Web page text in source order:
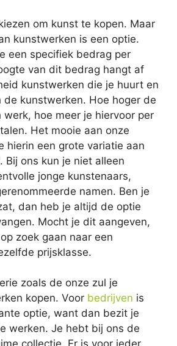
om kunst te kopen. Maar
kunstwerken is een optie.
een specifiek bedrag per
van dit bedrag hangt af
kunstwerken die je huurt en
de kunstwerken. Hoe hoger de
hoe meer je hiervoor per
Het mooie aan onze
hierin een grote variatie aan
Bij ons kun je niet alleen
jonge kunstenaars,
namen. Ben je
dan heb je altijd de optie
Mocht je dit aangeven,
zoek gaan naar een
prijsklasse.
zoals de onze zul je
kopen. Voor bedrijven is
optie, want dan bezit je
werken. Je hebt bij ons de